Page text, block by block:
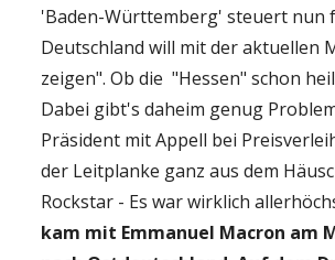
'Baden-Württemberg' steuert nun
Deutschland will mit der aktuellen
zeigen". Ob die "Hessen" schon
Dabei gibt's daheim genug
Präsident mit Appell bei
der Leitplanke ganz aus dem
Rockstar - Es war wirklich
kam mit Emmanuel Macron am